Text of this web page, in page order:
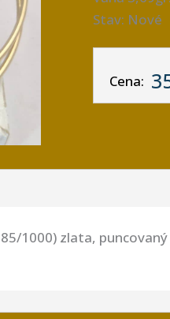
Stav: Nové
Cena:
1000) zlata,